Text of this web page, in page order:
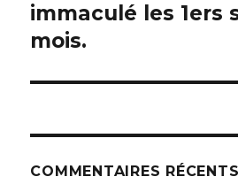
immaculé les 1ers
mois.
COMMENTAIRES RÉCENTS